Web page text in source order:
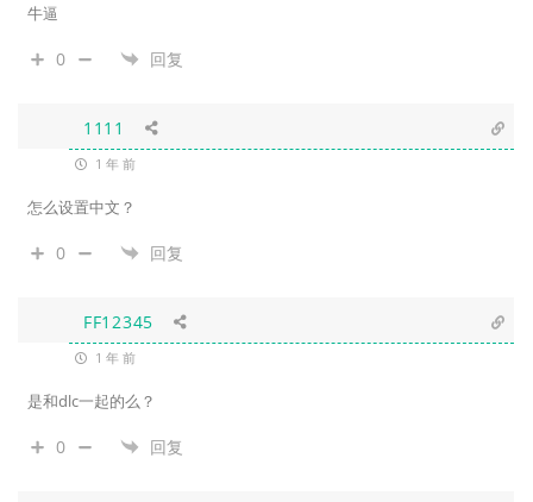
牛逼
0 回复
1111
1 年 前
怎么设置中文？
0 回复
FF12345
1 年 前
是和dlc一起的么？
0 回复